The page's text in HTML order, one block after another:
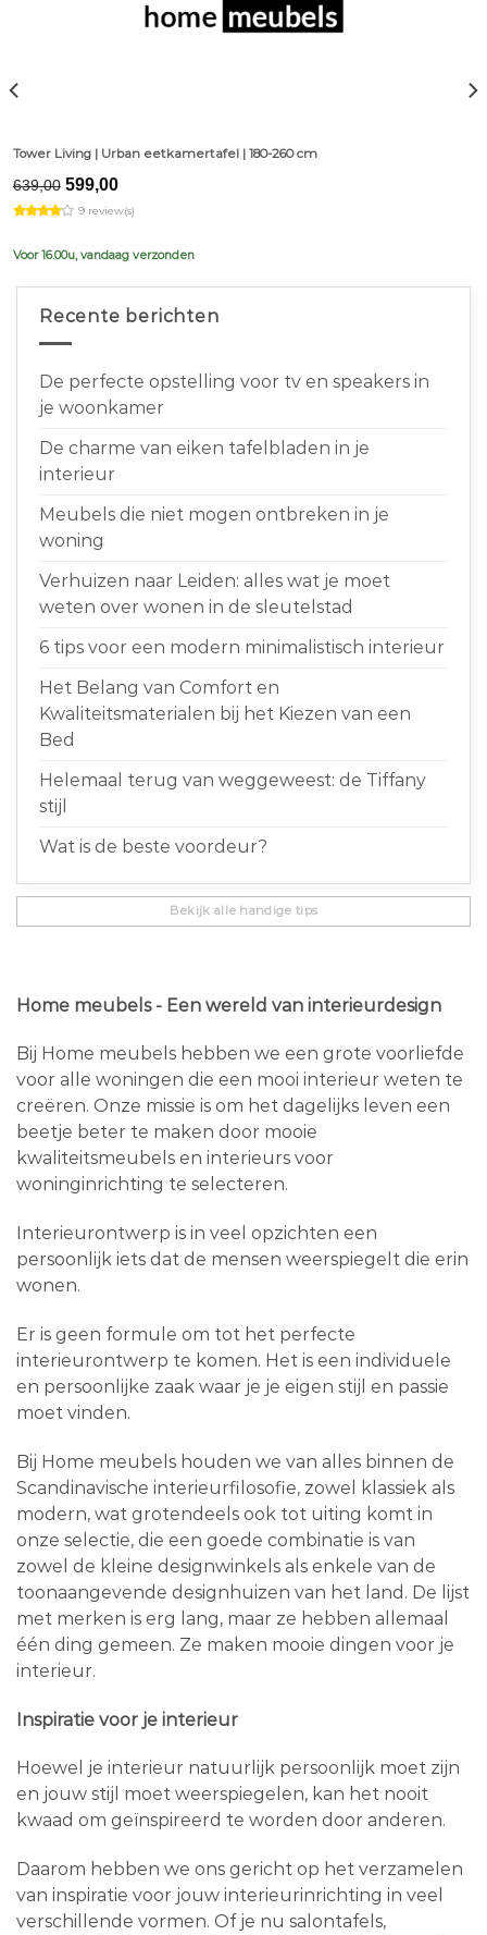
Tower Living | Urban eetkamertafel | 180-260 cm
639,00 Original
price
was:
599,00Current
is:
9 review(s)
Voor 16.00u, vandaag verzonden
Recente berichten
De perfecte opstelling voor tv en speakers in
je woonkamer
De charme van eiken tafelbladen in je
interieur
Meubels die niet mogen ontbreken in je
woning
Verhuizen naar Leiden: alles wat je moet
weten over wonen in de sleutelstad
6 tips voor een modern minimalistisch interieur
Het Belang van Comfort en
Kwaliteitsmaterialen bij het Kiezen van een
Bed
Helemaal terug van weggeweest: de Tiffany
stijl
Wat is de beste voordeur?
Bekijk alle handige tips
Home meubels - Een wereld van interieurdesign
Bij Home meubels hebben we een grote voorliefde
voor alle woningen die een mooi interieur weten te
creëren. Onze missie is om het dagelijks leven een
beetje beter te maken door mooie
kwaliteitsmeubels en interieurs voor
woninginrichting te selecteren.
Interieurontwerp is in veel opzichten een
persoonlijk iets dat de mensen weerspiegelt die erin
wonen.
Er is geen formule om tot het perfecte
interieurontwerp te komen. Het is een individuele
en persoonlijke zaak waar je je eigen stijl en passie
moet vinden.
Bij Home meubels houden we van alles binnen de
Scandinavische interieurfilosofie, zowel klassiek als
modern, wat grotendeels ook tot uiting komt in
onze selectie, die een goede combinatie is van
zowel de kleine designwinkels als enkele van de
toonaangevende designhuizen van het land. De lijst
met merken is erg lang, maar ze hebben allemaal
één ding gemeen. Ze maken mooie dingen voor je
interieur.
Inspiratie voor je interieur
Hoewel je interieur natuurlijk persoonlijk moet zijn
en jouw stijl moet weerspiegelen, kan het nooit
kwaad om geïnspireerd te worden door anderen.
Daarom hebben we ons gericht op het verzamelen
van inspiratie voor jouw interieurinrichting in veel
verschillende vormen. Of je nu salontafels,